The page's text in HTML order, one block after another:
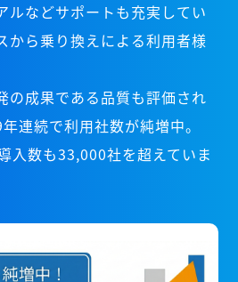
ルなどサポートも充実してい
から乗り換えによる利用者様
の成果である品質も評価され
連続で利用社数が純増中。
入数も33,000社を超えていま